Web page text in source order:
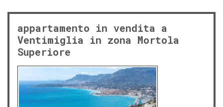
appartamento in vendita a
Ventimiglia in zona Mortola
Superiore